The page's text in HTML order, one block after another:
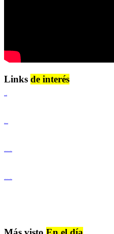
Links de interés